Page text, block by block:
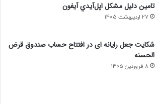
تامين دليل مشکل اپل‌آيدي آيفون
27 اردیبهشت 1405
شکایت جعل رایانه ای در افتتاح حساب صندوق قرض
الحسنه
8 فروردین 1405